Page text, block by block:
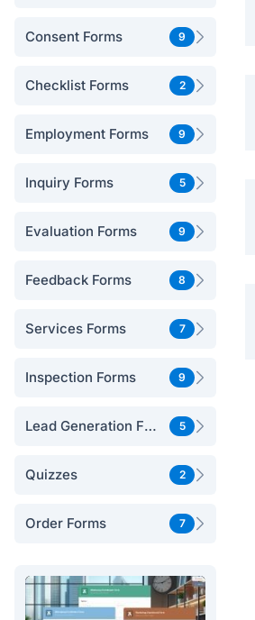
Consent Forms 9
Checklist Forms 2
Employment Forms 9
Inquiry Forms 5
Evaluation Forms 9
Feedback Forms 8
Services Forms 7
Inspection Forms 9
Lead Generation Forms 5
Quizzes 2
Order Forms 7